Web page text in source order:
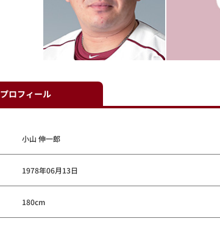
プロフィール
小山 伸一郎
1978年06月13日
180cm